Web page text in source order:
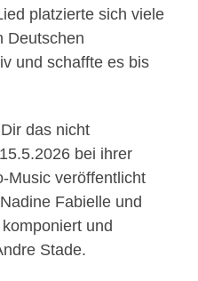
platzierte sich viele
Deutschen
und schaffte es bis
das nicht
bei ihrer
Music veröffentlicht
Fabielle und
und
Stade.